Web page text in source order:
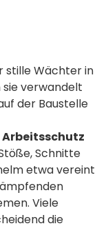
stille Wächter in
verwandelt
der Baustelle
Schnitte
etwa vereint
Viele
die